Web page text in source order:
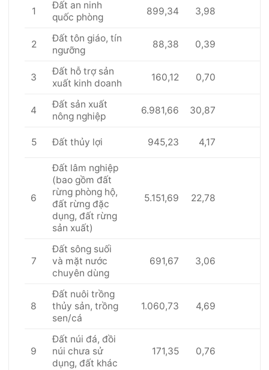
1
Đất an ninh
quốc phòng
899,34 3,98
2
Đất tôn giáo, tín
ngưỡng
88,38 0,39
3
Đất hỗ trợ sản
xuất kinh doanh
160,12 0,70
4
Đất sản xuất
nông nghiệp
6.981,66 30,87
5 Đất thủy lợi 945,23 4,17
6
Đất lâm nghiệp
(bao gồm đất
rừng phòng hộ,
đất rừng đặc
dụng, đất rừng
sản xuất)
5.151,69 22,78
7
Đất sông suối
và mặt nước
chuyên dùng
691,67 3,06
8
Đất nuôi trồng
thủy sản, trồng
sen/cá
1.060,73 4,69
9
Đất núi đá, đồi
núi chưa sử
dụng, đất khác
171,35 0,76